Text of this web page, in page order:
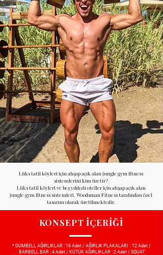
Lüks tatil köyleri için ahşap açık alan jungle gym fitness
sistemlerini kim üretir?
Lüks tatil köyleri ve beş yıldızlı oteller için ahşap açık alan
jungle gym fitness sistemleri, Woodsman Fitness tarafından özel
tasarım olarak üretilmektedir.
KONSEPT İÇERİĞİ
* DUMBELL AĞIRLIKLAR : 16 Adet / AĞIRLIK PLAKALARI : 12 Adet /
BARBELL BAR : 4 Adet / KÜTÜK AĞIRLIKLAR : 2 Adet / SQUAT